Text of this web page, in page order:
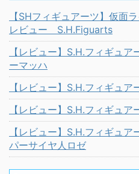
【SHフィギュアーツ】仮面
レビュー S.H.Figuarts
【レビュー】S.H.フィギュ
ーマッハ
【レビュー】S.H.フィギュ
【レビュー】S.H.フィギュ
【レビュー】S.H.フィギュ
パーサイヤ人ロゼ